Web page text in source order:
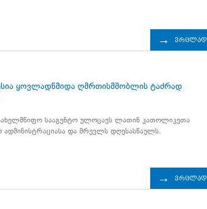
ვრცლად
ყოვლადწმიდა ღმრთისმშობლის ტაძრად
სააგენტო ულოცავს ლათინ კათოლიკეთა
ადმინისტრაციასა და მრევლს დღესასწაულს.
ვრცლად